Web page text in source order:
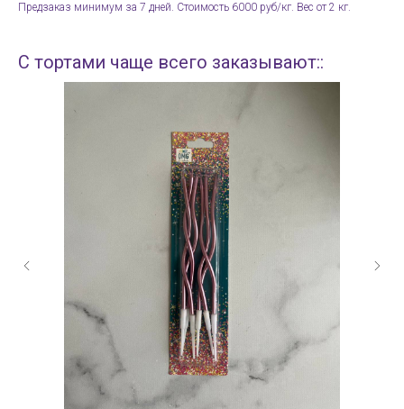
Предзаказ минимум за 7 дней. Стоимость 6000 руб/кг. Вес от 2 кг.
С тортами чаще всего заказывают::